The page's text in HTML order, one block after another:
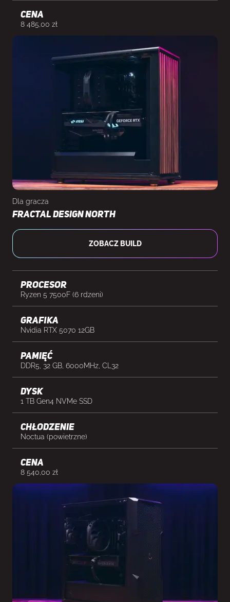
cena
8 485,00 zł
Dla gracza
Fractal Design North
ZOBACZ BUILD
Procesor
Ryzen 5 7500F (6 rdzeni)
Grafika
Nvidia RTX 5070 12GB
Pamięć
DDR5, 32 GB, 6000MHz, CL32
Dysk
1 TB Gen4 NVMe SSD
Chłodzenie
Noctua (powietrzne)
cena
8 540,00 zł